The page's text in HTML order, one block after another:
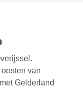
van
Gelderland